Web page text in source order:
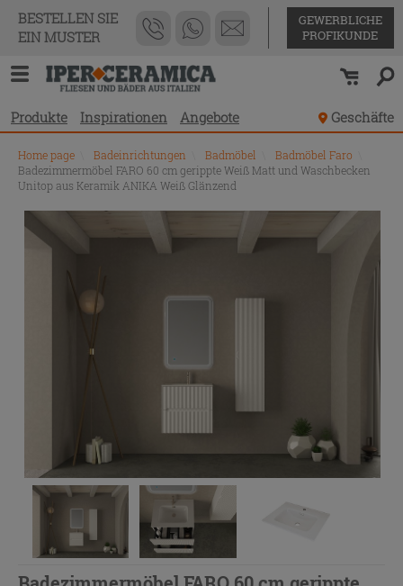
BESTELLEN SIE
EIN MUSTER
GEWERBLICHE
PROFIKUNDE
Produkte Inspirationen Angebote Geschäfte
Home page Badeinrichtungen Badmöbel Badmöbel Faro
Badezimmermöbel FARO 60 cm gerippte Weiß Matt und Waschbecken
Unitop aus Keramik ANIKA Weiß Glänzend